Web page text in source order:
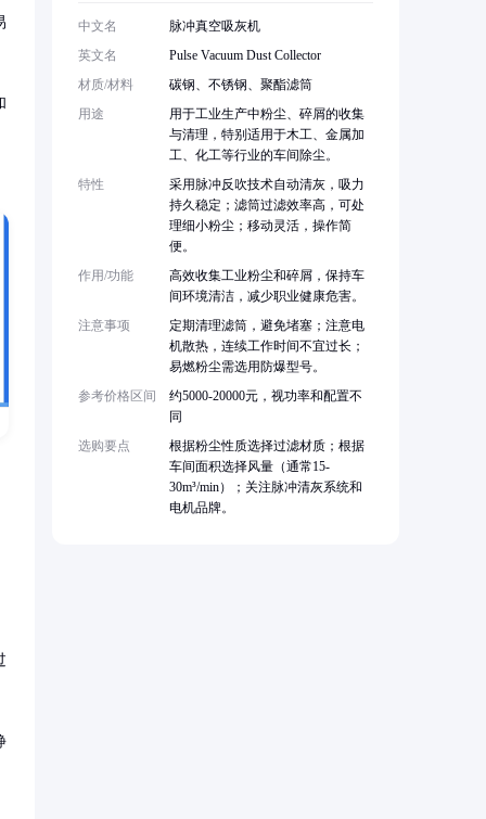
中文名
脉冲真空吸灰机
英文名
Pulse Vacuum Dust Collector
材质/材料
碳钢、不锈钢、聚酯滤筒
用途
用于工业生产中粉尘、碎屑的收集
与清理，特别适用于木工、金属加
工、化工等行业的车间除尘。
特性
采用脉冲反吹技术自动清灰，吸力
持久稳定；滤筒过滤效率高，可处
理细小粉尘；移动灵活，操作简
便。
作用/功能
高效收集工业粉尘和碎屑，保持车
间环境清洁，减少职业健康危害。
注意事项
定期清理滤筒，避免堵塞；注意电
机散热，连续工作时间不宜过长；
易燃粉尘需选用防爆型号。
参考价格区间
约5000-20000元，视功率和配置不
同
选购要点
根据粉尘性质选择过滤材质；根据
车间面积选择风量（通常15-
30m³/min）；关注脉冲清灰系统和
电机品牌。